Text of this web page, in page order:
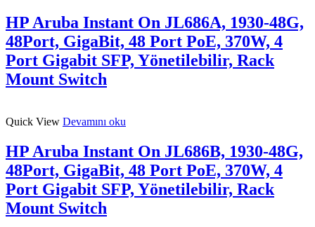
HP Aruba Instant On JL686A, 1930-48G,
48Port, GigaBit, 48 Port PoE, 370W, 4
Port Gigabit SFP, Yönetilebilir, Rack
Mount Switch
Quick View Devamını oku
HP Aruba Instant On JL686B, 1930-48G,
48Port, GigaBit, 48 Port PoE, 370W, 4
Port Gigabit SFP, Yönetilebilir, Rack
Mount Switch